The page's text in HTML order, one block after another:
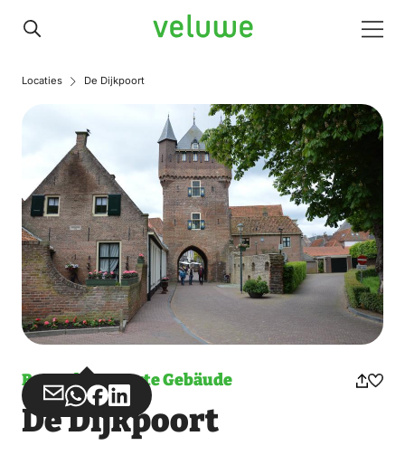
Veluwe
Locaties De Dijkpoort
Bemerkenswerte Gebäude
Teilen
über
Teilen
über
Teilen
auf
Teilen
auf
De Dijkpoort